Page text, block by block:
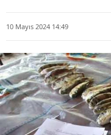
10 Mayıs 2024 14:49